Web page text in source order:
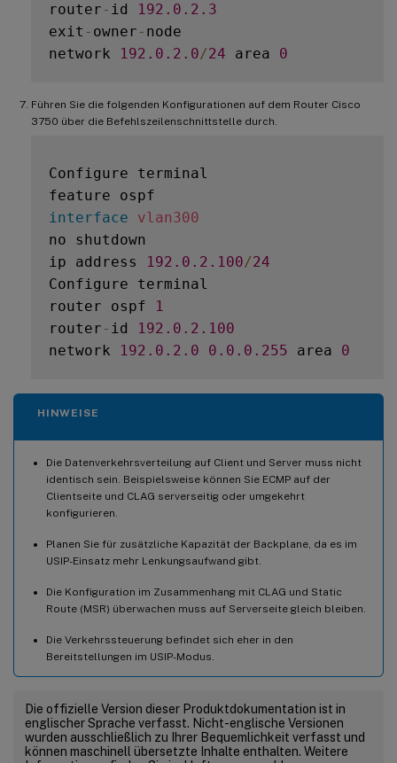
router - id 192.0 .2 .3
exit - owner - node
network
192.0 .2 .0/24 area 0
default -
Führen Sie die folgenden Konfigurationen auf dem Router Cisco
3750 über die Befehlszeilenschnittstelle durch.
Configure terminal
interface
vlan300
no shutdown
ip address
192.0 .2 .100/24
Configure terminal
router ospf
1
router - id 192.0 .2 .100
network
192.0 .2 .0 0.0 .0 .255 area 0
HINWEISE
Die Datenverkehrsverteilung auf Client und Server muss nicht
identisch sein. Beispielsweise können Sie ECMP auf der
Clientseite und CLAG serverseitig oder umgekehrt
konfigurieren.
Planen Sie für zusätzliche Kapazität der Backplane, da es im
USIP-Einsatz mehr Lenkungsaufwand gibt.
Die Konfiguration im Zusammenhang mit CLAG und Static
Route (MSR) überwachen muss auf Serverseite gleich bleiben.
Die Verkehrssteuerung befindet sich eher in den
Bereitstellungen im USIP-Modus.
Die offizielle Version dieser Produktdokumentation ist in
englischer Sprache verfasst. Nicht-englische Versionen
wurden ausschließlich zu Ihrer Bequemlichkeit verfasst und
können maschinell übersetzte Inhalte enthalten. Weitere